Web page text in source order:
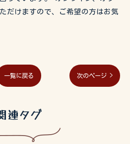
だけますので、ご希望の方はお気
一覧に戻る 次のページ >
連タグ